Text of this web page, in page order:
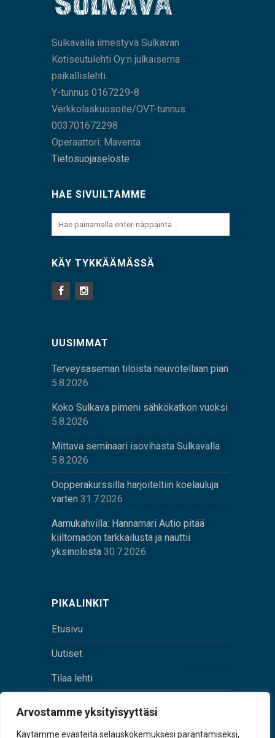
Arvostamme yksityisyyttäsi
Käytämme evästeitä selauskokemuksesi parantamiseksi,
Sulkavalla ilmestyvä Sulkavan
Kotiseutulehti Oy:n julkaisema
paikallislehti.
Y-tunnus 0167229-8
Verkkolaskuosoite/OVT-tunnus:
003701672298
Operaattori: Maventa
Tietosuojaseloste
HAE SIVUILTAMME
KÄY TYKKÄÄMÄSSÄ
UUSIMMAT
Terveysaseman tiloista neuvotellaan pian
5.8.2026
Koko Sulkava pimeni sähkökatkon vuoksi
5.8.2026
Mittava seminaari isovihasta Sulkavalla
5.8.2026
Oopperakurssilla harjoiteltiin koelauluja
varten 31.7.2026
Aamukahvilla: Hannamari Autio pitää
kiiltomadon tarkkailusta ja nauttii
yksinolosta 30.7.2026
PIKALINKIT
Etusivu
Uutiset
Tilaa lehti